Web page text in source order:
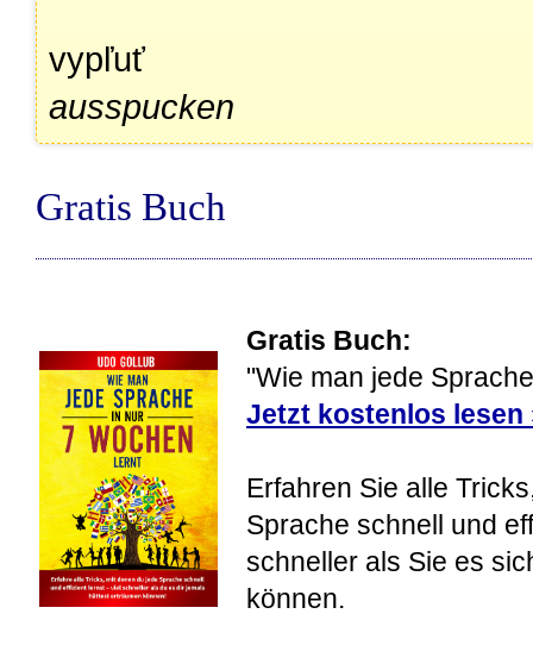
vypľuť
ausspucken
Gratis Buch
Gratis Buch:
"Wie man jede
Jetzt kostenlos lesen
Erfahren Sie alle
Sprache schnell und
schneller als Sie es
können.